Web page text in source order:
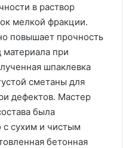
в раствор
мелкой фракции.
повышает прочность
при
шпаклевка
сметаны для
дефектов. Мастер
была
с сухим и чистым
бетонная